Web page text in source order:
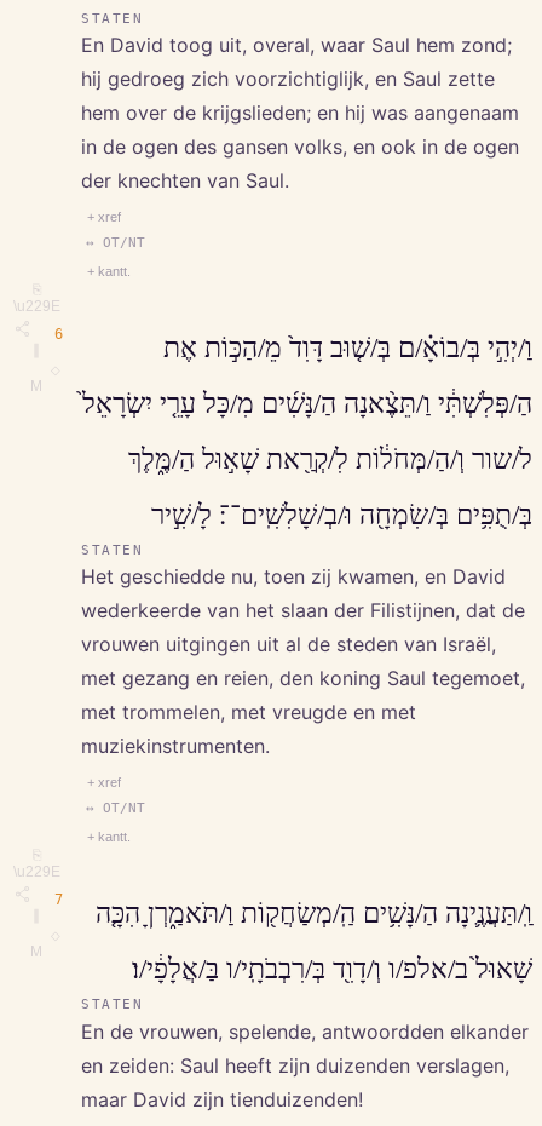
⎘
\u229E
M
STATEN
En David toog uit, overal, waar Saul hem zond;
hij gedroeg zich voorzichtiglijk, en Saul zette
hem over de krijgslieden; en hij was aangenaam
in de ogen des gansen volks, en ook in de ogen
der knechten van Saul.
+ xref
↔ OT/NT
+ kantt.
6
⎘
\u229E
M
וַ/יְהִ֣י בְּ/בוֹאָ֗/ם בְּ/שׁ֤וּב דָּוִד֙ מֵ/הַכּ֣וֹת אֶת
הַ/פְּלִשְׁתִּ֔י וַ/תֵּצֶ֨אנָה הַ/נָּשִׁ֜ים מִ/כָּל עָרֵ֤י יִשְׂרָאֵל֙
ל/שור וְ/הַ/מְּחֹל֔וֹת לִ/קְרַ֖את שָׁא֣וּל הַ/מֶּ֑לֶךְ
בְּ/תֻפִּ֥ים בְּ/שִׂמְחָ֖ה וּ/בְ/שָׁלִשִֽׁים־־׃ לָ/שִׁ֣יר
STATEN
Het geschiedde nu, toen zij kwamen, en David
wederkeerde van het slaan der Filistijnen, dat de
vrouwen uitgingen uit al de steden van Israël,
met gezang en reien, den koning Saul tegemoet,
met trommelen, met vreugde en met
muziekinstrumenten.
+ xref
↔ OT/NT
+ kantt.
7
וַֽ/תַּעֲנֶ֛ינָה הַ/נָּשִׁ֥ים הַֽ/מְשַׂחֲק֖וֹת וַ/תֹּאמַ֑רְןָ הִכָּ֤ה
שָׁאוּל֙ ב/אלפ/ו וְ/דָוִ֖ד בְּ/רִבְבֹתָֽי/ו בַּ/אֲלָפָ֔י/ו׃
STATEN
En de vrouwen, spelende, antwoordden elkander
en zeiden: Saul heeft zijn duizenden verslagen,
maar David zijn tienduizenden!